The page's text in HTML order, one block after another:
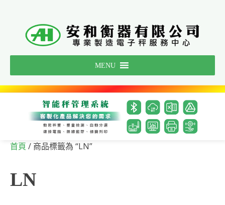
MENU
首頁 / 商品標籤為 “LN”
LN